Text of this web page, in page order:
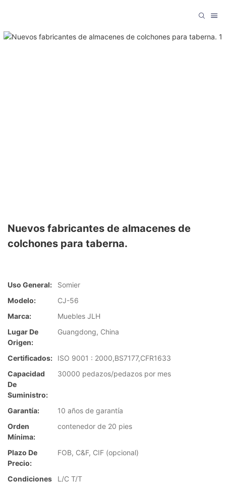
Nuevos fabricantes de almacenes de
colchones para taberna.
Uso General:
Somier
Modelo:
CJ-56
Marca:
Muebles JLH
Lugar De
Origen:
Guangdong, China
Certificados:
ISO 9001 : 2000,BS7177,CFR1633
Capacidad
De
Suministro:
30000 pedazos/pedazos por mes
Garantía:
10 años de garantía
Orden
Mínima:
contenedor de 20 pies
Plazo De
Precio:
FOB, C&F, CIF (opcional)
Condiciones
L/C T/T